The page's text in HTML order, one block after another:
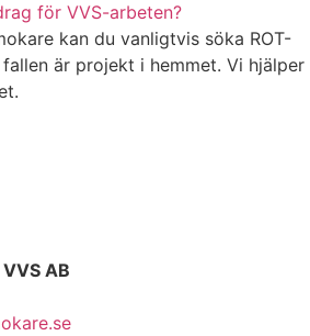
för VVS-arbeten?
kan du vanligtvis söka ROT-
är projekt i hemmet. Vi hjälper
AB